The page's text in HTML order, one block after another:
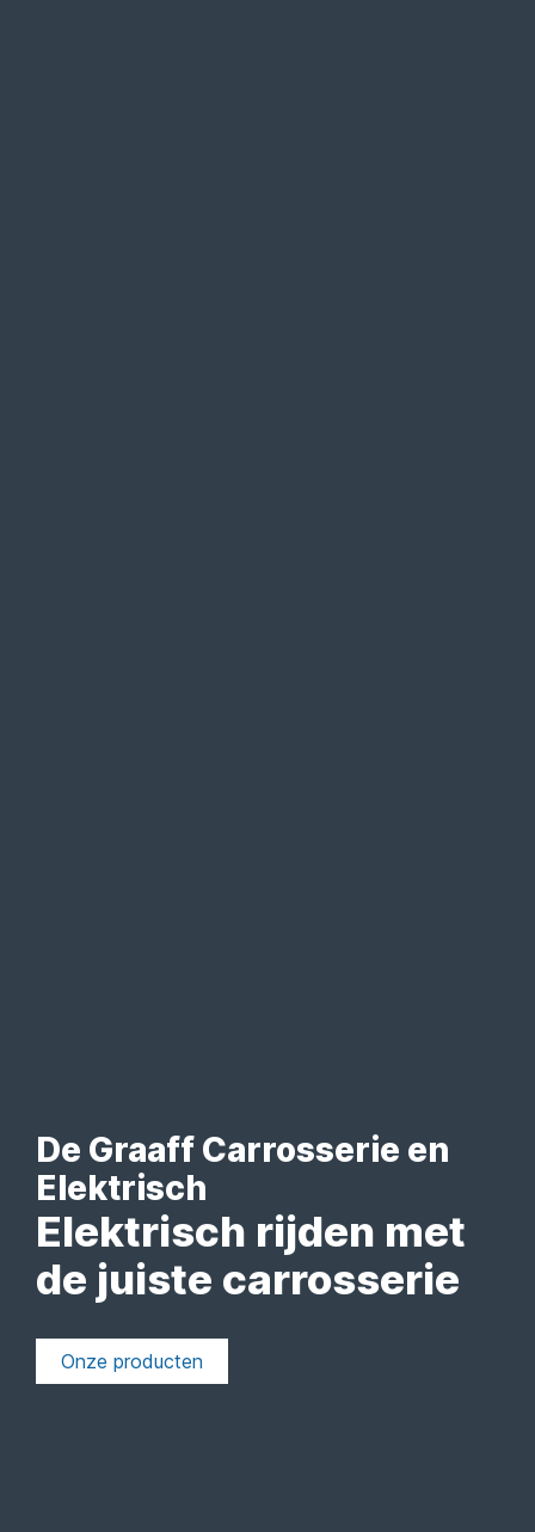
De Graaff Carrosserie en
Elektrisch
Elektrisch rijden met
de juiste carrosserie
Onze producten